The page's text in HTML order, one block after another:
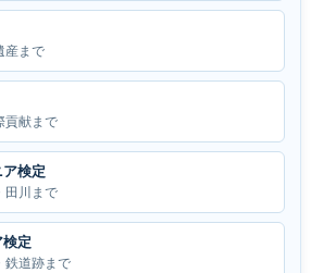
産まで
貢献まで
検定
田川まで
定
鉄道跡まで